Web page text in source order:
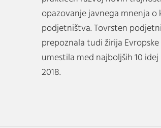
opazovanje javnega mnenja
podjetništva. Tovrsten
prepoznala tudi žirija
umestila med najboljših 10
2018.